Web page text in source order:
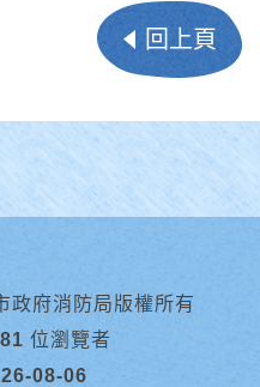
回上頁
府消防局版權所有
位瀏覽者
08-06